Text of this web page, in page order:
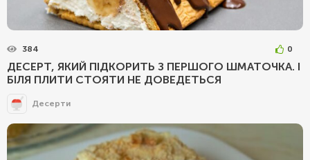
384 0
ДЕСЕРТ, ЯКИЙ ПІДКОРИТЬ З ПЕРШОГО ШМАТОЧКА. І
БІЛЯ ПЛИТИ СТОЯТИ НЕ ДОВЕДЕТЬСЯ
Десерти